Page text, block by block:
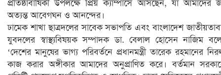
প্রতিষ্ঠাবার্ষিকী উপলক্ষে প্রিয় ক্যাম্পাসে আসছেন, যা আমাদের
অত্যন্ত আবেগঘন ও আনন্দের।
ঢামেক শাখা ছাত্রদলের সাবেক সভাপতি এবং বাংলাদেশ
যুবদলের স্বাস্থ্যবিষয়ক সম্পাদক ডা. বেলাল হোসেন নাজিম
‘দেশের মানুষের ভাগ্য পরিবর্তনে প্রধানমন্ত্রী তারেক রহমানের
কাজ করার অঙ্গীকার আমাদের অনুপ্রাণিত করে। বর্তমান